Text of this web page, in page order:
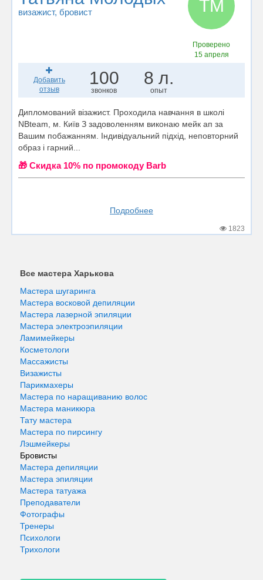
визажист, бровист ТМ
Проверено
15 апреля
Добавить
отзыв
100
звонков
8 л.
опыт
Дипломований візажист. Проходила навчання в школі
NBteam, м. Київ З задоволенням виконаю мейк ап за
Вашим побажанням. Індивідуальний підхід, неповторний
образ і гарний...
🎁 Cкидка 10% по промокоду Barb
Подробнее
1823
Все мастера Харькова
Мастера шугаринга
Мастера восковой депиляции
Мастера лазерной эпиляции
Мастера электроэпиляции
Ламимейкеры
Косметологи
Массажисты
Визажисты
Парикмахеры
Мастера по наращиванию волос
Мастера маникюра
Тату мастера
Мастера по пирсингу
Лэшмейкеры
Бровисты
Мастера депиляции
Мастера эпиляции
Мастера татуажа
Преподаватели
Фотографы
Тренеры
Психологи
Трихологи